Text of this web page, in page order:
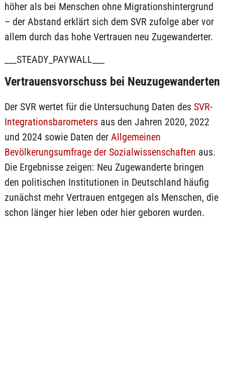
höher als bei Menschen ohne Migrationshintergrund
– der Abstand erklärt sich dem SVR zufolge aber vor
allem durch das hohe Vertrauen neu Zugewanderter.
___STEADY_PAYWALL___
Vertrauensvorschuss bei Neuzugewanderten
Der SVR wertet für die Untersuchung Daten des SVR-
Integrationsbarometersaus den Jahren 2020, 2022
und 2024 sowie Daten der Allgemeinen
Bevölkerungsumfrage der Sozialwissenschaften aus.
Die Ergebnisse zeigen: Neu Zugewanderte bringen
den politischen Institutionen in Deutschland häufig
zunächst mehr Vertrauen entgegen als Menschen, die
schon länger hier leben oder hier geboren wurden.